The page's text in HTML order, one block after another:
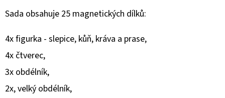
Sada obsahuje 25 magnetických dílků:
4x figurka - slepice, kůň, kráva a prase,
4x čtverec,
3x obdélník,
2x, velký obdélník,